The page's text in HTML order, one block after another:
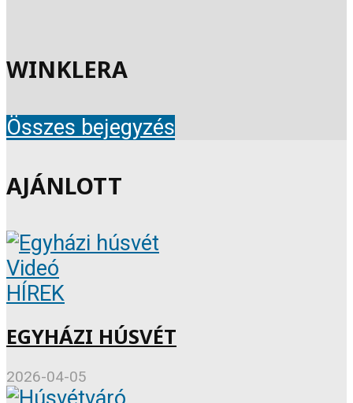
WINKLERA
Összes bejegyzés
AJÁNLOTT
Videó
HÍREK
EGYHÁZI HÚSVÉT
2026-04-05